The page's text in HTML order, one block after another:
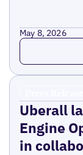
May 8, 2026
Read more
Uberall
Engine
in